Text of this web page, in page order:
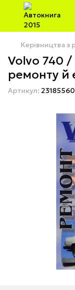
Керівництва з
Volvo 740 /
ремонту й
Артикул: